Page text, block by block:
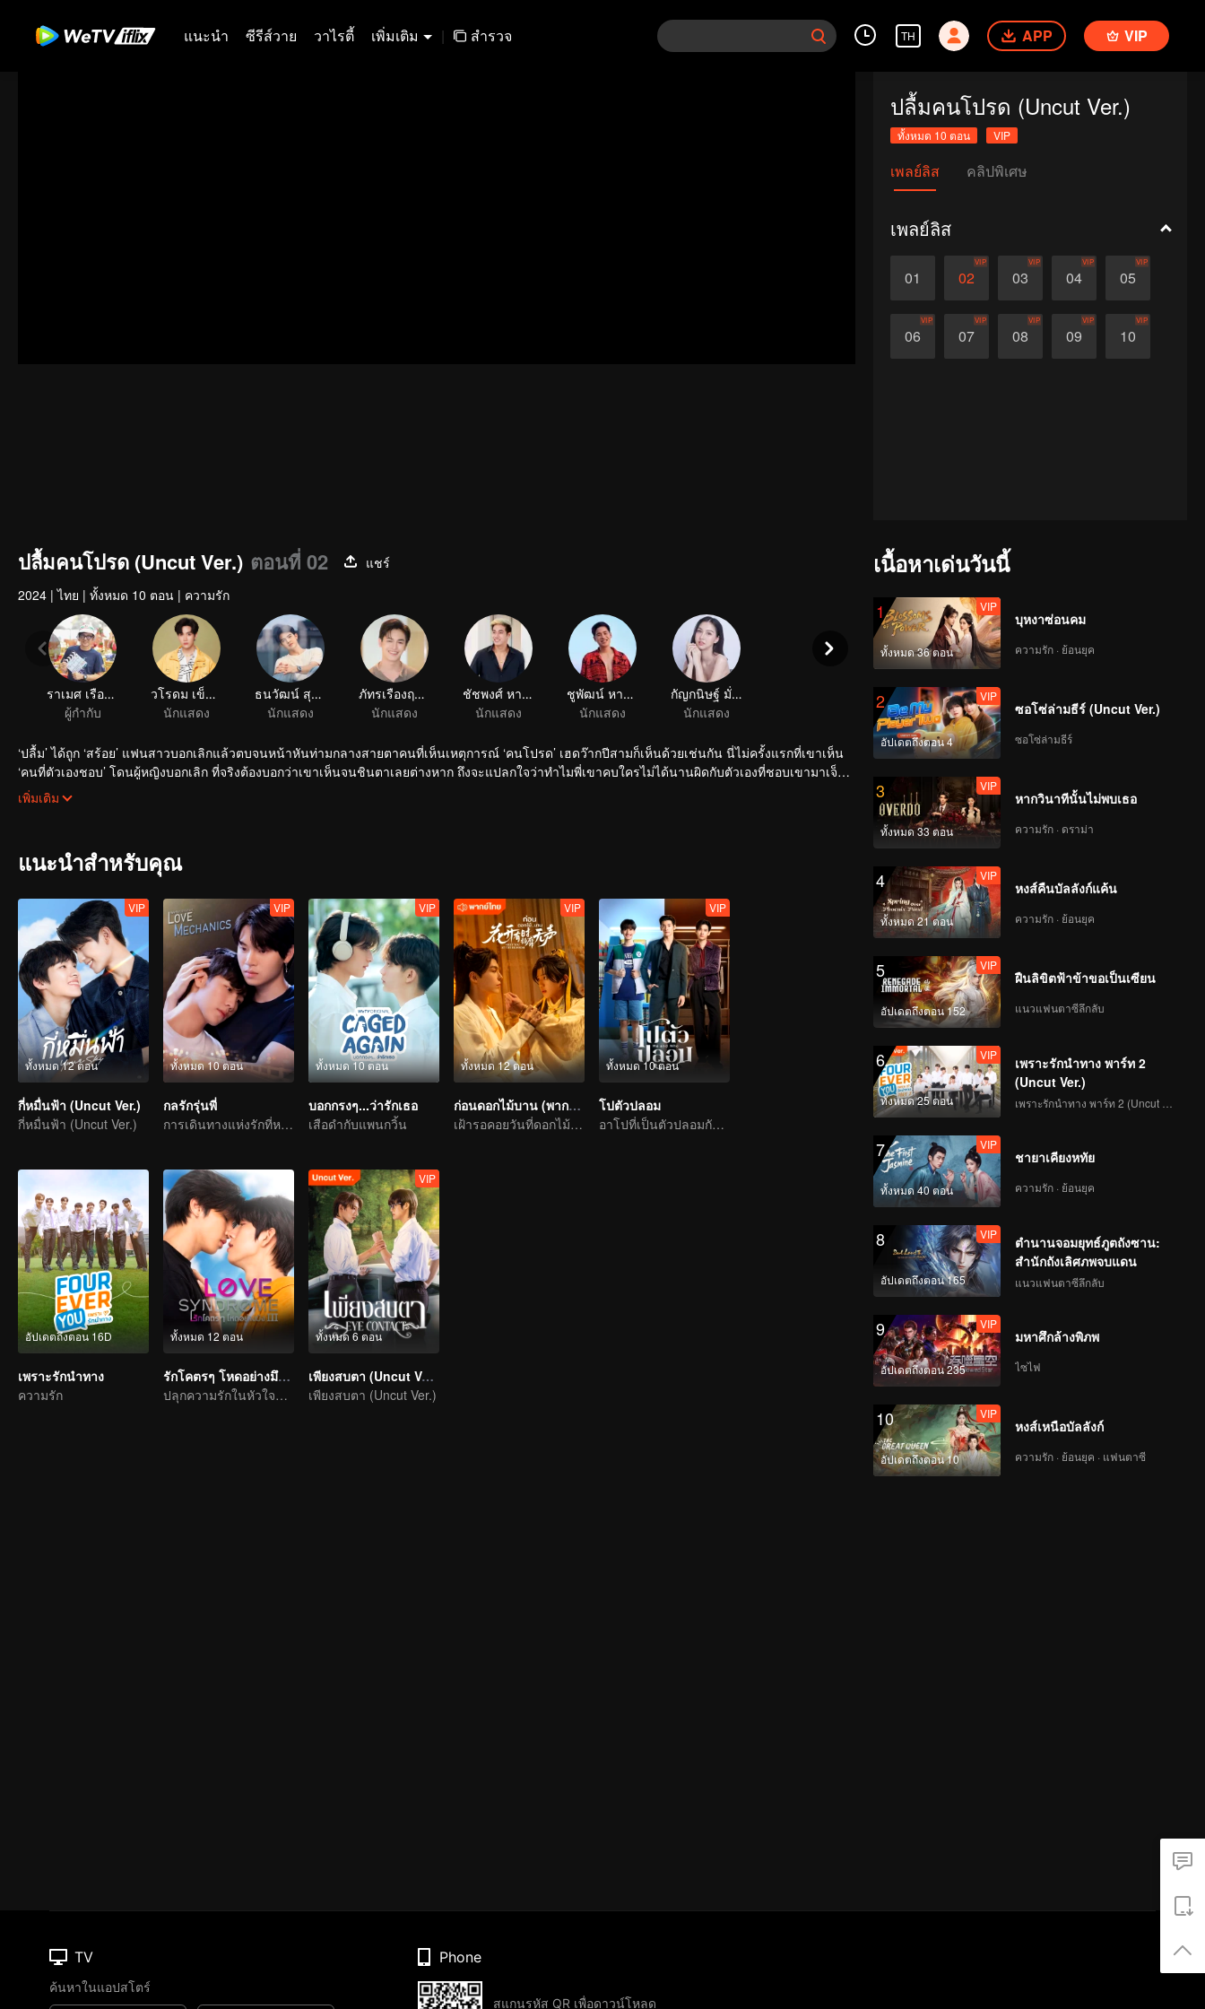
แนะนำ ซีรีส์วาย วาไรตี้ เพิ่มเติม | สำรวจ TH APP VIP
ปลื้มคนโปรด (Uncut Ver.)
ทั้งหมด 10 ตอน VIP
เพลย์ลิส คลิปพิเศษ
เพลย์ลิส
01 02
VIP
03
VIP
04
VIP
05
VIP
06
VIP
07
VIP
08
VIP
09
VIP
10
VIP
ปลื้มคนโปรด (Uncut Ver.) ตอนที่ 02
แชร์
2024 | ไทย | ทั้งหมด 10 ตอน | ความรัก
ราเมศ เรืองประทุม
ผู้กำกับ
วโรดม เข็มมณฑา
นักแสดง
ธนวัฒน์ สุขเฟื่องฟู
นักแสดง
ภัทรเรืองฤทธิ์ นามวงค์ยศ
นักแสดง
ชัชพงศ์ หาญหฤหรรษ์
นักแสดง
ชูพัฒน์ หาญหฤหรรษ์
นักแสดง
กัญกนิษฐ์ มั่งมี
นักแสดง
‘ปลื้ม’ ได้ถูก ‘สร้อย’ แฟนสาวบอกเลิกแล้วตบจนหน้าหันท่ามกลางสายตาคนที่เห็นเหตุการณ์ ‘คนโปรด’ เฮดว๊ากปีสามก็เห็นด้วยเช่นกัน นี่ไม่ครั้งแรกที่เขาเห็น
‘คนที่ตัวเองชอบ’ โดนผู้หญิงบอกเลิก ที่จริงต้องบอกว่าเขาเห็นจนชินตาเลยต่างหาก ถึงจะแปลกใจว่าทำไมพี่เขาคบใครไม่ได้นานผิดกับตัวเองที่ชอบเขามาเจ็ดปี
แต่ก็ไม่มีสิทธิ์ไปก้าวก่าย
เพิ่มเติม
แนะนำสำหรับคุณ
ทั้งหมด 12 ตอน
VIP
กี่หมื่นฟ้า (Uncut Ver.)
กี่หมื่นฟ้า (Uncut Ver.)
ทั้งหมด 10 ตอน
VIP
กลรักรุ่นพี่
การเดินทางแห่งรักที่หวานขม
ทั้งหมด 10 ตอน
VIP
บอกกรงๆ...ว่ารักเธอ
เสือดำกับแพนกวิ้น
ทั้งหมด 12 ตอน
VIP
ก่อนดอกไม้บาน (พากย์ไทย)
เฝ้ารอคอยวันที่ดอกไม้แบ่งบาน
ทั้งหมด 10 ตอน
VIP
โปตัวปลอม
อาโปที่เป็นตัวปลอมกับคู่หมั้นที่อ่านใจได้
อัปเดตถึงตอน 16D
เพราะรักนำทาง
ความรัก
ทั้งหมด 12 ตอน
รักโคตรๆ โหดอย่างมึง 3
ปลุกความรักในหัวใจที่ลืมเลือน
ทั้งหมด 6 ตอน
VIP
เพียงสบตา (Uncut Ver.)
เพียงสบตา (Uncut Ver.)
เนื้อหาเด่นวันนี้
1
ทั้งหมด 36 ตอน
VIP
บุหงาซ่อนคม
ความรัก · ย้อนยุค
2
อัปเดตถึงตอน 4
VIP
ซอโซ่ล่ามธีร์ (Uncut Ver.)
ซอโซ่ล่ามธีร์
3
ทั้งหมด 33 ตอน
VIP
หากวินาทีนั้นไม่พบเธอ
ความรัก · ดราม่า
4
ทั้งหมด 21 ตอน
VIP
หงส์คืนบัลลังก์แค้น
ความรัก · ย้อนยุค
5
อัปเดตถึงตอน 152
VIP
ฝืนลิขิตฟ้าข้าขอเป็นเซียน
แนวแฟนตาซีลึกลับ
6
ทั้งหมด 25 ตอน
VIP
เพราะรักนำทาง พาร์ท 2
(Uncut Ver.)
7
ทั้งหมด 40 ตอน
VIP
ชายาเคียงหทัย
ความรัก · ย้อนยุค
8
อัปเดตถึงตอน 165
VIP
ตำนานจอมยุทธ์ภูตถังซาน:
สำนักถังเลิศภพจบแดน
แนวแฟนตาซีลึกลับ
9
อัปเดตถึงตอน 235
VIP
มหาศึกล้างพิภพ
ไซไฟ
10
อัปเดตถึงตอน 10
VIP
หงส์เหนือบัลลังก์
ความรัก · ย้อนยุค · แฟนตาซี
TV
ค้นหาในแอปสโตร์
Phone
สแกนรหัส QR เพื่อดาวน์โหลด